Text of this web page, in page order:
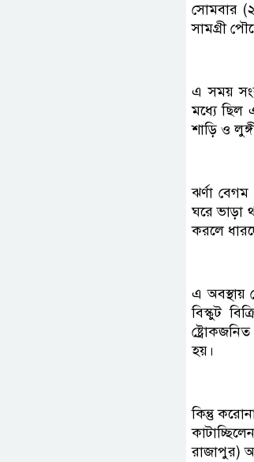
সোমবার
সামগ্রী
এ সময়
মধ্যে ছিল
শাড়ি ও
ঝর্ণা
ঘরে ভাড়া
করলে
এ অবস্থায়
বিস্কুট
হয়।
কিন্তু
রাজাপুর)